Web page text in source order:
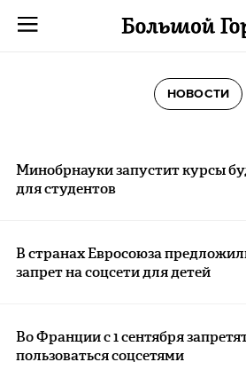
НОВОСТИ
Минобрнауки запустит курсы
для студентов
В странах Евросоюза
запрет на соцсети для детей
Во Франции с 1 сентября
пользоваться соцсетями